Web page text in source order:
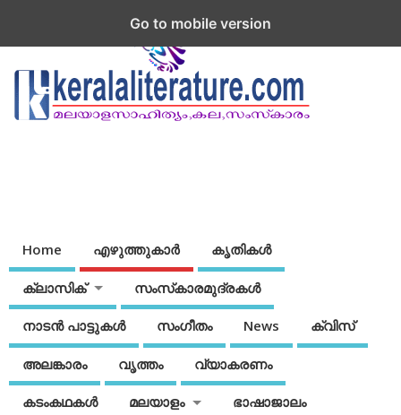
Home എഴുത്തുകാര്‍ കൃതികൾ
ക്ലാസിക് സംസ്‌കാരമുദ്രകള്‍
നാടന്‍ പാട്ടുകള്‍ സംഗീതം News ക്വിസ്
അലങ്കാരം വൃത്തം വ്യാകരണം
കടംകഥകള്‍ മലയാളം ഭാഷാജാലം
Go to mobile version